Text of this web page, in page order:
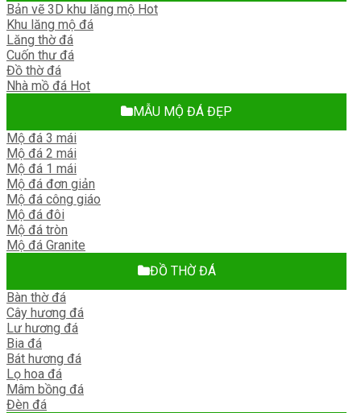
Bản vẽ 3D khu lăng mộ
Khu lăng mộ đá
Lăng thờ đá
Cuốn thư đá
Đồ thờ đá
Nhà mồ đá
MẪU MỘ ĐÁ ĐẸP
Mộ đá 3 mái
Mộ đá 2 mái
Mộ đá 1 mái
Mộ đá đơn giản
Mộ đá công giáo
Mộ đá đôi
Mộ đá tròn
Mộ đá Granite
ĐỒ THỜ ĐÁ
Bàn thờ đá
Cây hương đá
Lư hương đá
Bia đá
Bát hương đá
Lọ hoa đá
Mâm bồng đá
Đèn đá